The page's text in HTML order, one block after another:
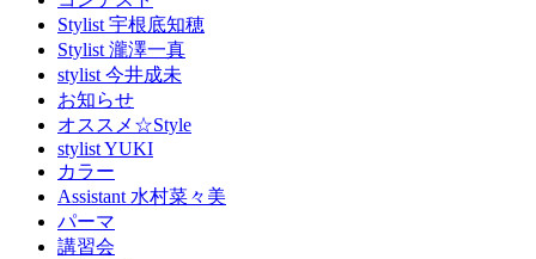
Stylist 宇根底知穂
Stylist 瀧澤一真
stylist 今井成未
お知らせ
オススメ☆Style
stylist YUKI
カラー
Assistant 水村菜々美
パーマ
講習会